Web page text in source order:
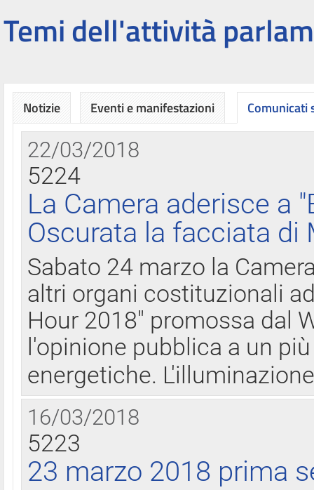
Temi dell'attività
Notizie Eventi e manifestazioni Comunicati
22/03/2018
5224
La Camera aderisce a
Oscurata la facciata di
Sabato 24 marzo la
altri organi costituzionali
Hour 2018" promossa dal
l'opinione pubblica a un
energetiche.
16/03/2018
5223
23 marzo 2018 prima